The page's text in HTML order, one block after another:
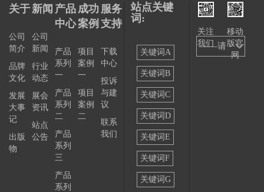
关于
公司
简介
品牌
文化
发展
大事
记
出版
物
新闻
公司
新闻
行业
动态
展会
资讯
站点
公告
产品
中心
产品
系列
一
产品
系列
二
产品
系列
三
产品
系列
成功
案例
项目
案例
一
项目
案例
二
服务
支持
下载
中心
投诉
与建
议
联系
我们
站点关键
词:
关键词A
关键词B
关键词C
关键词D
关键词E
关键词F
关键词G
关注
我们
移动
版官
网
——请